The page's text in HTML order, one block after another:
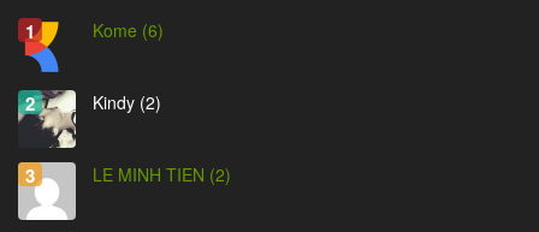
Kome (6)
Kindy (2)
LE MINH TIEN (2)